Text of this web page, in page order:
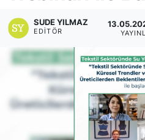
SUDE YILMAZ
EDITÖR
Yurt Dışı Fuarlar
Teknoloji
Spor
KÜLTÜR SANAT
ŞİRKET HABERLERİ
SAVUNMA SANAYİ
FUAR HABERLERİ